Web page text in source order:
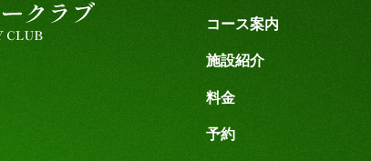
コース案内
施設紹介
料金
予約